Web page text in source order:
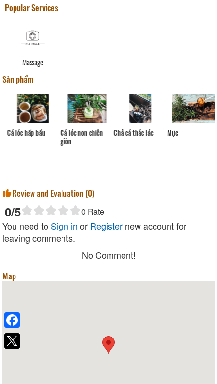
Popular Services
Massage
Sản phẩm
Cá lóc hấp bầu
Cá lóc non chiên
giòn
Chả cá thác lác Mực
Review and Evaluation (0)
0/5 0 Rate
You need to Sign in or Register new account for
leaving comments.
No Comment!
Map
Facebook